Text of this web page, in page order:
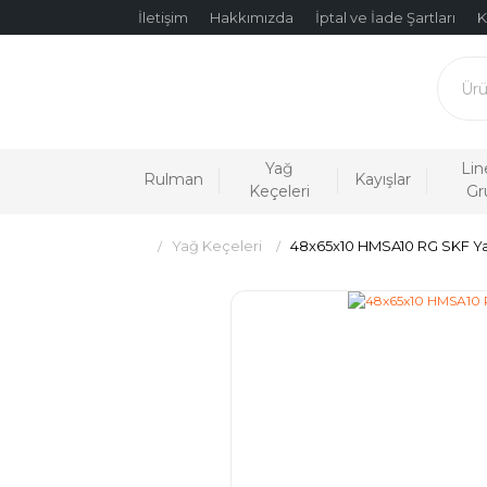
İletişim Hakkımızda İptal ve İade Şartları
Rulman
Yağ
Keçeleri
Kayışlar
Yağ Keçeleri 48x65x10 HMSA10 RG SKF